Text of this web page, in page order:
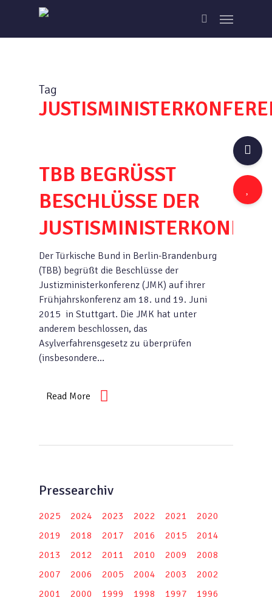
main
search
Menu
Tag
TBB BEGRÜSST
BESCHLÜSSE DER
Der Türkische Bund in Berlin-Brandenburg
(TBB) begrüßt die Beschlüsse der
Justizministerkonferenz (JMK) auf ihrer
Frühjahrskonferenz am 18. und 19. Juni
2015 in Stuttgart. Die JMK hat unter
anderem beschlossen, das
Asylverfahrensgesetz zu überprüfen
(insbesondere…
Read More
Pressearchiv
2025 2024 2023 2022 2021
2020
2019
2018 2017 2016 2015
2014
2013
2012 2011 2010 2009
2008
2007
2006 2005 2004 2003
2002
2001
2000 1999 1998 1997 1996